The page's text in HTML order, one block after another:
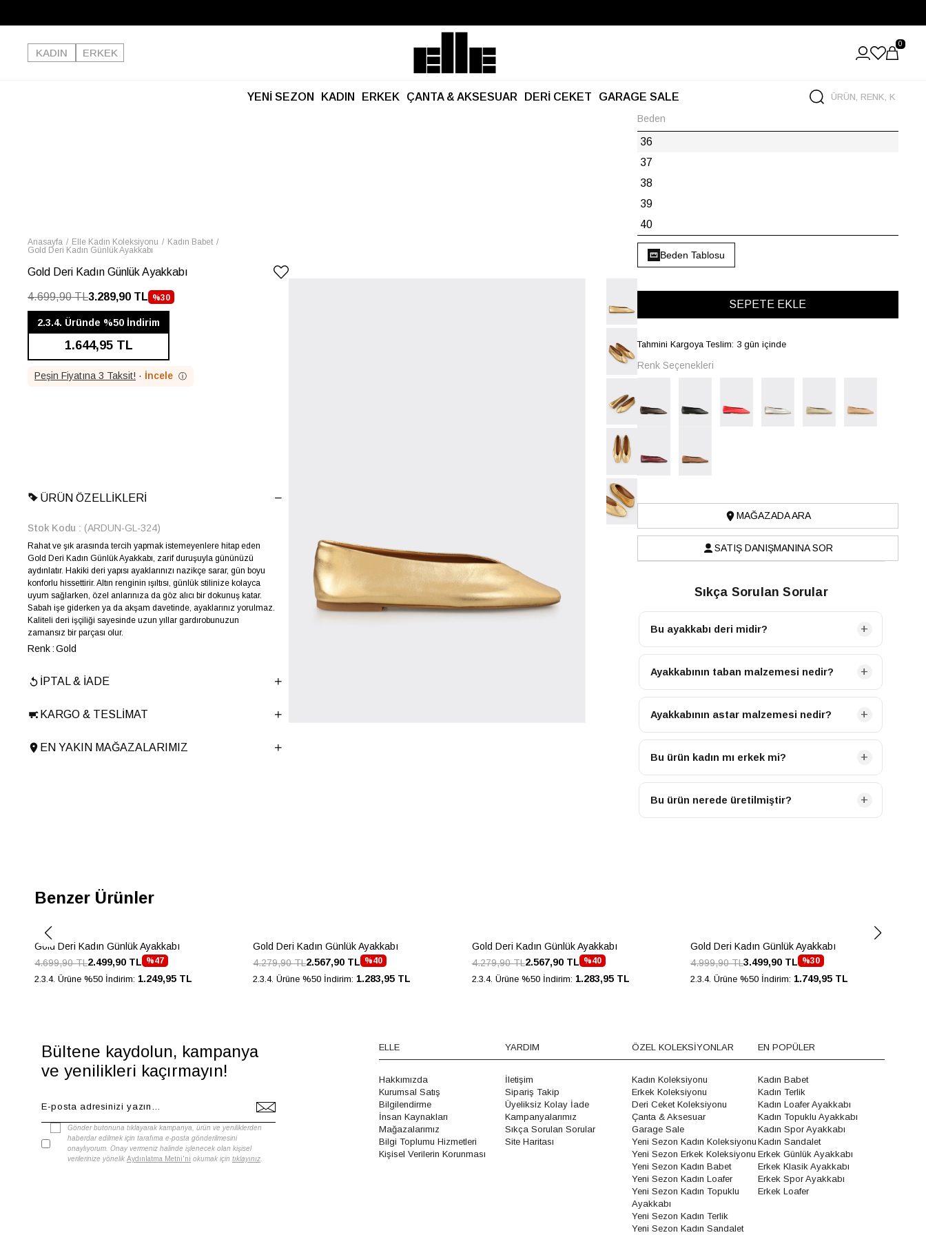
Kargo Ücretsiz!
KADIN
ERKEK
0
YENİ SEZON KADIN ERKEK ÇANTA & AKSESUAR DERİ CEKET GARAGE SALE
Anasayfa Elle Kadın Koleksiyonu
Kadın Babet
Gold Deri Kadın Günlük Ayakkabı
Gold Deri Kadın Günlük Ayakkabı
4.699,90 TL3.289,90 TL %30
İNDIRIM
2.3.4. Üründe %50 İndirim
1.644,95 TL
Peşin Fiyatına 3 Taksit! · İncele ⓘ
ÜRÜN ÖZELLIKLERI
Stok Kodu (ARDUN-GL-324)
Rahat ve şık arasında tercih yapmak istemeyenlere hitap eden
Gold Deri Kadın Günlük Ayakkabı, zarif duruşuyla gününüzü
aydınlatır. Hakiki deri yapısı ayaklarınızı nazikçe sarar, gün boyu
konforlu hissettirir. Altın renginin ışıltısı, günlük stilinize kolayca
uyum sağlarken, özel anlarınıza da göz alıcı bir dokunuş katar.
Sabah işe giderken ya da akşam davetinde, ayaklarınız yorulmaz.
Kaliteli deri işçiliği sayesinde uzun yıllar gardırobunuzun
zamansız bir parçası olur.
Renk Gold
Marka ELLE
Astar Malzemesi
İnek Derisi
İPTAL & İADE
KARGO & TESLIMAT
EN YAKIN MAĞAZALARIMIZ
Beden
36
37
38
39
40
Beden Tablosu
Tahmini Kargoya Teslim: 3 gün içinde
Renk Seçenekleri
MAĞAZADA ARA
SATIŞ DANIŞMANINA SOR
Sıkça Sorulan Sorular
Bu ayakkabı deri midir?
Evet, ayakkabımızın ana malzemesi İnek Derisi olup
gerçek deriden üretilmiştir.
Ayakkabının taban malzemesi nedir?
Ayakkabımızın tabanı TPU malzemeden üretilmiştir.
Ayakkabının astar malzemesi nedir?
Ayakkabımızın iç astarı İnek Derisi malzemeden
üretilmiştir.
Bu ürün kadın mı erkek mi?
Bu ürün KADIN kategorisine ait bir modeldir.
Bu ürün nerede üretilmiştir?
Benzer Ürünler
Gold Deri Kadın Günlük Ayakkabı
%47
2.499,90 TL
4.699,90 TL
2.3.4. Ürüne %50 İndirim: 1.249,95 TL
Gold Deri Kadın Günlük Ayakkabı
%40
2.567,90 TL
4.279,90 TL
2.3.4. Ürüne %50 İndirim: 1.283,95 TL
Gold Deri Kadın Günlük Ayakkabı
%40
2.567,90 TL
4.279,90 TL
2.3.4. Ürüne %50 İndirim: 1.283,95 TL
Gold Deri Kadın Günlük Ayakkabı
%30
3.499,90 TL
4.999,90 TL
2.3.4. Ürüne %50 İndirim: 1.749,95 TL
Bültene kaydolun, kampanya
ve yenilikleri kaçırmayın!
Gönder butonuna tıklayarak kampanya, ürün ve yeniliklerden
haberdar edilmek için tarafıma e-posta gönderilmesini
onaylıyorum. Onay vermeniz halinde işlenecek olan kişisel
verilerinize yönelik Aydınlatma Metni'ni okumak için tıklayınız
ELLE
Hakkımızda
Kurumsal Satış
Bilgilendirme
İnsan Kaynakları
Mağazalarımız
Bilgi Toplumu Hizmetleri
Kişisel Verilerin Korunması
YARDIM
İletişim
Sipariş Takip
Üyeliksiz Kolay İade
Kampanyalarımız
Sıkça Sorulan Sorular
Site Haritası
ÖZEL KOLEKSİYONLAR
Kadın Koleksiyonu
Erkek Koleksiyonu
Deri Ceket Koleksiyonu
Çanta & Aksesuar
Garage Sale
Yeni Sezon Kadın Koleksiyonu
Yeni Sezon Erkek Koleksiyonu
Yeni Sezon Kadın Babet
Yeni Sezon Kadın Loafer
Yeni Sezon Kadın Topuklu
Ayakkabı
Yeni Sezon Kadın Terlik
Yeni Sezon Kadın Sandalet
EN POPÜLER
Kadın Babet
Kadın Terlik
Kadın Loafer Ayakkabı
Kadın Topuklu Ayakkabı
Kadın Spor Ayakkabı
Kadın Sandalet
Erkek Günlük Ayakkabı
Erkek Klasik Ayakkabı
Erkek Spor Ayakkabı
Erkek Loafer